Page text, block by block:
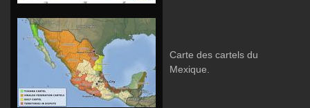
Carte des cartels du
Mexique.